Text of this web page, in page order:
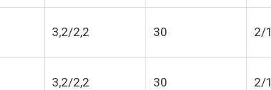
3,2/2,2 30 2/
3,2/2,2 30 2/